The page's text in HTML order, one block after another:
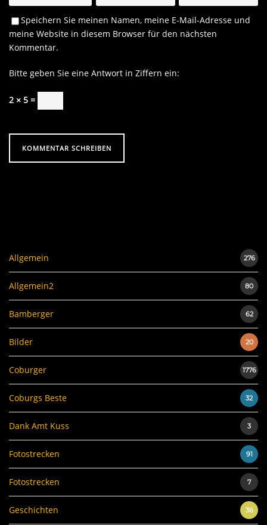
Speichern Sie meinen Namen, meine E-Mail-Adresse und
meine Website in diesem Browser für den nächsten
Kommentar.
Bitte geben Sie eine Antwort in Ziffern ein:
2 × 5 =
Allgemein 276
Allgemein2 80
Bamberger 62
Bilder 20
Coburger 1776
Coburgs Beste 32
Dank Amt Kuss 3
Fotostrecken 91
Fotostrecken 7
Geschichten 36